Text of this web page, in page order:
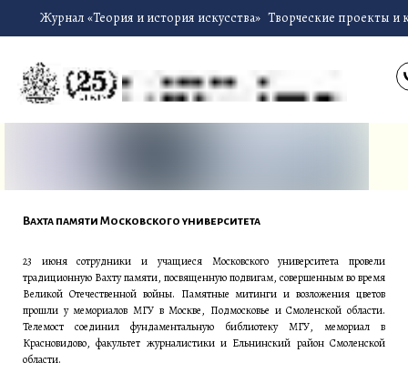
Журнал «Теория и история искусства» Творческие проекты и
23 июня сотрудники и учащиеся Московского университета провели
традиционную Вахту памяти, посвященную подвигам, совершенным во время
Великой Отечественной войны. Памятные митинги и возложения цветов
прошли у мемориалов МГУ в Москве, Подмосковье и Смоленской области.
Телемост соединил фундаментальную библиотеку МГУ, мемориал в
Красновидово, факультет журналистики и Ельнинский район Смоленской
области.
Вахта памяти Московского университета